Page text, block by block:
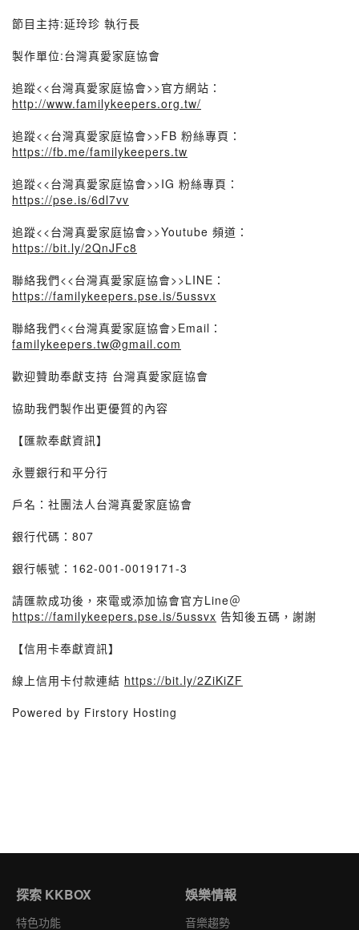
節目主持:延玲珍 執行長
製作單位:台灣真愛家庭協會
追蹤<<台灣真愛家庭協會>>官方網站：
http://www.familykeepers.org.tw/
追蹤<<台灣真愛家庭協會>>FB 粉絲專頁：
https://fb.me/familykeepers.tw
追蹤<<台灣真愛家庭協會>>IG 粉絲專頁：
https://pse.is/6dl7vv
追蹤<<台灣真愛家庭協會>>Youtube 頻道：
https://bit.ly/2QnJFc8
聯絡我們<<台灣真愛家庭協會>>LINE：
https://familykeepers.pse.is/5ussvx
聯絡我們<<台灣真愛家庭協會>Email：
familykeepers.tw@gmail.com
歡迎贊助奉獻支持 台灣真愛家庭協會
協助我們製作出更優質的內容
【匯款奉獻資訊】
永豐銀行和平分行
戶名：社團法人台灣真愛家庭協會
銀行代碼：807
銀行帳號：162-001-0019171-3
請匯款成功後，來電或添加協會官方Line＠
https://familykeepers.pse.is/5ussvx 告知後五碼，謝謝
【信用卡奉獻資訊】
線上信用卡付款連結 https://bit.ly/2ZiKiZF
Powered by Firstory Hosting
探索 KKBOX
特色功能
娛樂情報
音樂趨勢